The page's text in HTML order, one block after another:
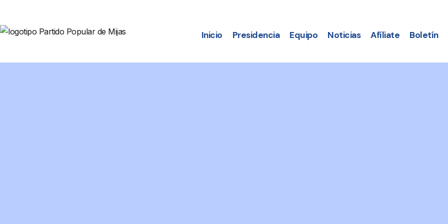
Inicio Presidencia Equipo Noticias Afíliate Boletín